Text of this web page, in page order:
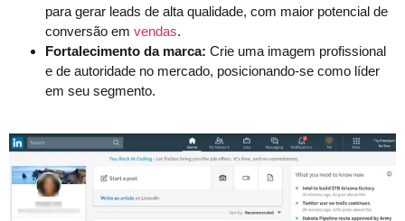
para gerar leads de alta qualidade, com maior potencial de
conversão em vendas.
Fortalecimento da marca: Crie uma imagem profissional
e de autoridade no mercado, posicionando-se como líder
em seu segmento.